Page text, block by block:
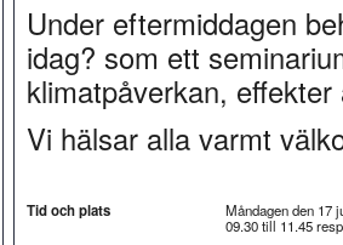
Under eftermiddagen
idag? som ett
klimatpåverkan,
Vi hälsar alla varmt
Tid och plats
Måndagen den 17
09.30 till 11.45